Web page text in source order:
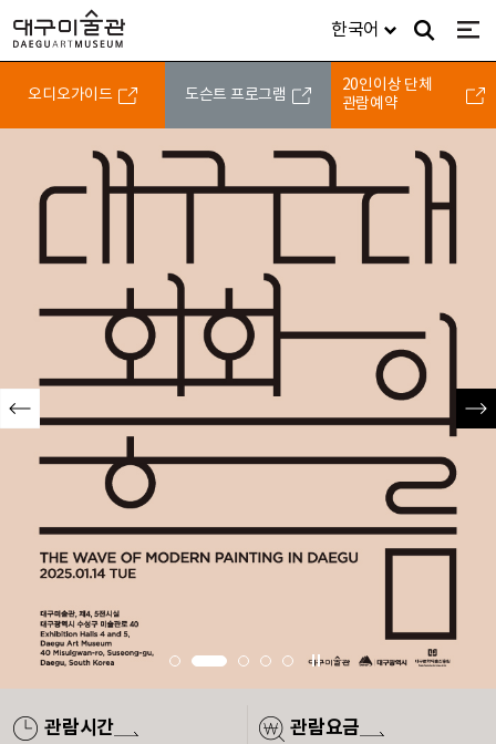
대구미술관
DAEGUARTMUSEUM
디지털미술관 소식ㆍ참여 미술관소개/안내
검색
한국어 전체
1 3 4 5 정지
오디오가이드 도슨트 프로그램
20인이상 단체
관람예약
관람시간 관람요금